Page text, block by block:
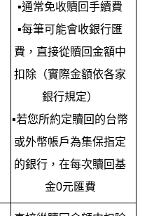
▪通常免收贖回手續費
▪每筆可能會收銀行匯
費，直接從贖回金額中
扣除（實際金額依各家
銀行規定）
▪若您所約定贖回的台幣
或外幣帳戶為集保指定
的銀行，在每次贖回基
金0元匯費